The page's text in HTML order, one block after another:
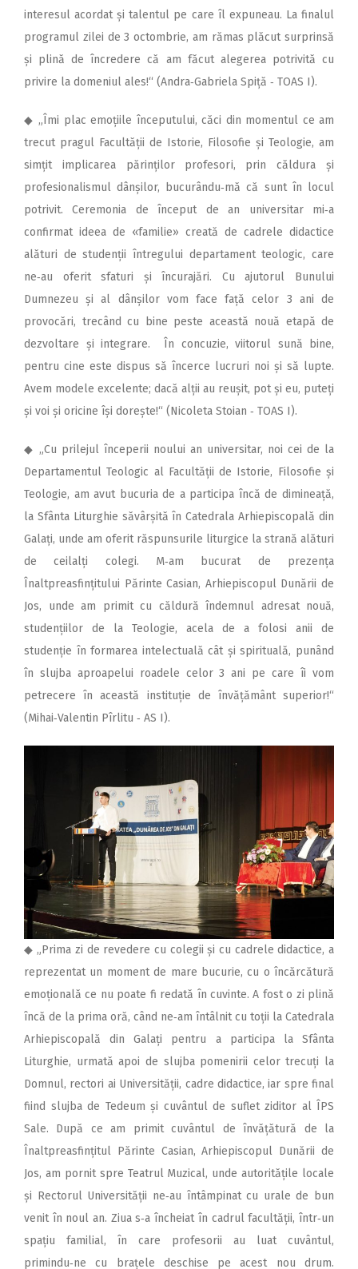
interesul acordat și talentul pe care îl expuneau. La finalul
programul zilei de 3 octombrie, am rămas plăcut surprinsă
și plină de încredere că am făcut alegerea potrivită cu
privire la domeniul ales!“ (Andra‑Gabriela Spiță ‑ TOAS I).
◆ „Îmi plac emoțiile începutului, căci din momentul ce am
trecut pragul Facultății de Istorie, Filosofie și Teologie, am
simțit implicarea părinților profesori, prin căldura și
profesionalismul dânșilor, bucurându‑mă că sunt în locul
potrivit. Ceremonia de început de an universitar mi‑a
confirmat ideea de «familie» creată de cadrele didactice
alături de studenții întregului departament teologic, care
ne‑au oferit sfaturi și încurajări. Cu ajutorul Bunului
Dumnezeu și al dânșilor vom face față celor 3 ani de
provocări, trecând cu bine peste această nouă etapă de
dezvoltare și integrare. În concuzie, viitorul sună bine,
pentru cine este dispus să încerce lucruri noi și să lupte.
Avem modele excelente; dacă alții au reușit, pot și eu, puteți
și voi și oricine își dorește!“ (Nicoleta Stoian ‑ TOAS I).
◆ „Cu prilejul începerii noului an universitar, noi cei de la
Departamentul Teologic al Facultății de Istorie, Filosofie și
Teologie, am avut bucuria de a participa încă de dimineață,
la Sfânta Liturghie săvârșită în Catedrala Arhiepiscopală din
Galați, unde am oferit răspunsurile liturgice la strană alături
de ceilalți colegi. M‑am bucurat de prezența
Înaltpreasfințitului Părinte Casian, Arhiepiscopul Dunării de
Jos, unde am primit cu căldură îndemnul adresat nouă,
studențiilor de la Teologie, acela de a folosi anii de
studenție în formarea intelectuală cât și spirituală, punând
în slujba aproapelui roadele celor 3 ani pe care îi vom
petrecere în această instituție de învățământ superior!“
(Mihai‑Valentin Pîrlitu ‑ AS I).
◆ „Prima zi de revedere cu colegii și cu cadrele didactice, a
reprezentat un moment de mare bucurie, cu o încărcătură
emoțională ce nu poate fi redată în cuvinte. A fost o zi plină
încă de la prima oră, când ne‑am întâlnit cu toții la Catedrala
Arhiepiscopală din Galați pentru a participa la Sfânta
Liturghie, urmată apoi de slujba pomenirii celor trecuți la
Domnul, rectori ai Universității, cadre didactice, iar spre final
fiind slujba de Tedeum și cuvântul de suflet ziditor al ÎPS
Sale. După ce am primit cuvântul de învățătură de la
Înaltpreasfințitul Părinte Casian, Arhiepiscopul Dunării de
Jos, am pornit spre Teatrul Muzical, unde autoritățile locale
și Rectorul Universității ne‑au întâmpinat cu urale de bun
venit în noul an. Ziua s‑a încheiat în cadrul facultății, într‑un
spațiu familial, în care profesorii au luat cuvântul,
primindu‑ne cu brațele deschise pe acest nou drum.